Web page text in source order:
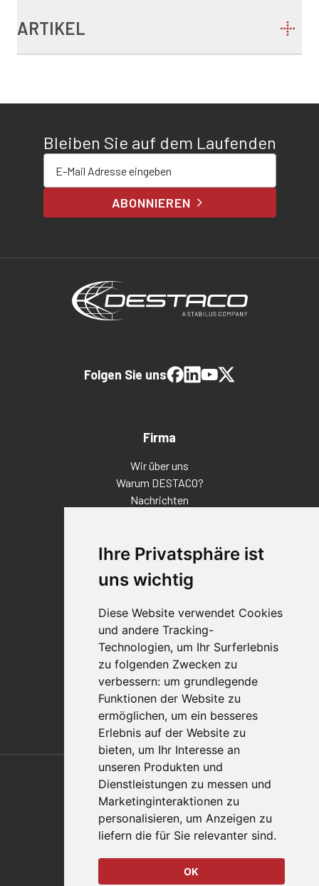
Ihre Privatsphäre ist
uns wichtig
Diese Website verwendet Cookies
und andere Tracking-
Technologien, um Ihr Surferlebnis
zu folgenden Zwecken zu
verbessern: um grundlegende
Funktionen der Website zu
ermöglichen, um ein besseres
Erlebnis auf der Website zu
bieten, um Ihr Interesse an
unseren Produkten und
Dienstleistungen zu messen und
Marketinginteraktionen zu
personalisieren, um Anzeigen zu
liefern die für Sie relevanter sind.
OK
ARTIKEL
Bleiben Sie auf dem Laufenden
ABONNIEREN
Firma
Wir über uns
Warum DESTACO?
Nachrichten
Standorte
Qualitätsaussage
Kontakt
Vertriebspartnerfinder
Häufig gestellte Fragen
Datenschutz-Bestimmungen
Nutzungsbedingungen
Richtlinien/AGBs
Folgen Sie uns
Also of Interest
Automation Solutions
Applications